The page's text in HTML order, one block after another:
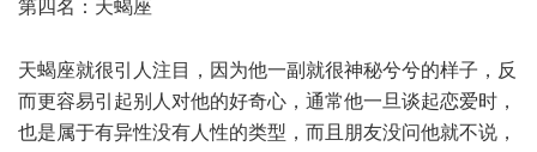
第四名：天蝎座
天蝎座就很引人注目，因为他一副就很神秘兮兮的样子，反
而更容易引起别人对他的好奇心，通常他一旦谈起恋爱时，
也是属于有异性没有人性的类型，而且朋友没问他就不说，